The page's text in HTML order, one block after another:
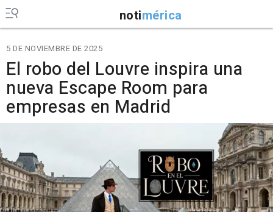
notimérica
5 DE NOVIEMBRE DE 2025
El robo del Louvre inspira una
nueva Escape Room para
empresas en Madrid